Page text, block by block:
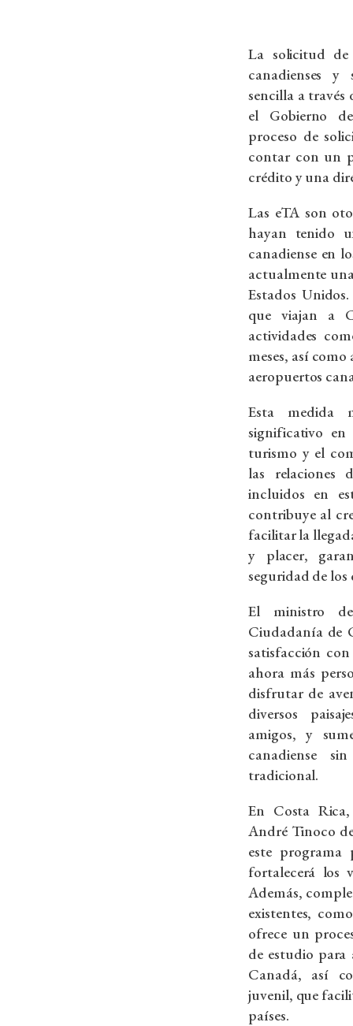
La solicitud
canadienses
sencilla a
el Gobierno
proceso de
contar con un
crédito y una
Las eTA son
hayan tenido
canadiense en
actualmente
Estados
que viajan a
actividades
meses, así como
aeropuertos
Esta medida
significativo
turismo y el
las relaciones
incluidos en
contribuye al
facilitar la
y placer,
seguridad de los
El ministro
Ciudadanía de
satisfacción
ahora más
disfrutar de
diversos
amigos, y
canadiense
tradicional.
En Costa
André Tinoco
este programa
fortalecerá los
Además,
existentes,
ofrece un
de estudio para
Canadá, así
juvenil, que
países.